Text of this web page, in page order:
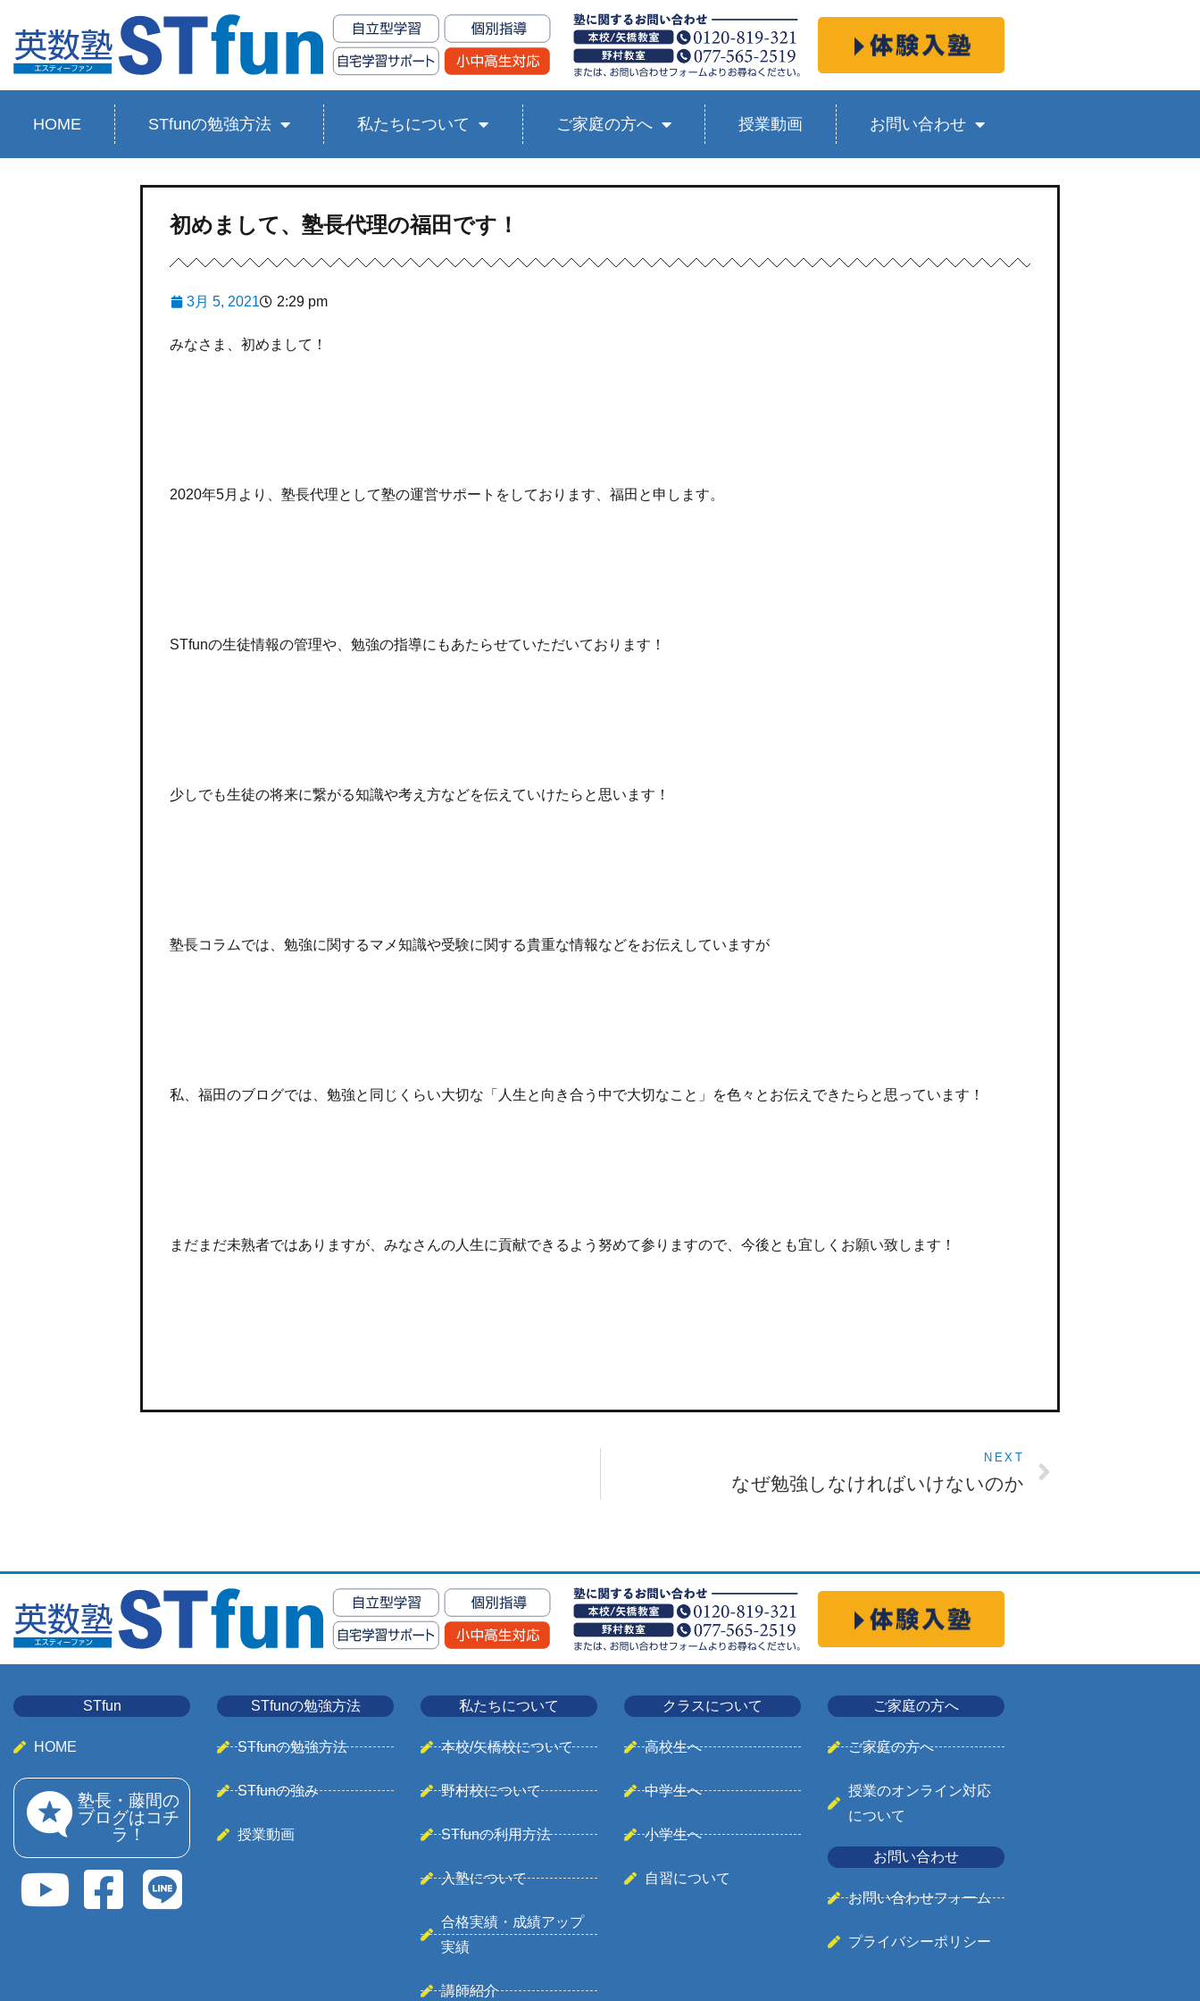
HOME STfunの勉強方法 私たちについて ご家庭の方へ 授業動画 お問い合わせ
初めまして、塾長代理の福田です！
3月 5, 2021 2:29 pm
みなさま、初めまして！
2020年5月より、塾長代理として塾の運営サポートをしております、福田と申します。
STfunの生徒情報の管理や、勉強の指導にもあたらせていただいております！
少しでも生徒の将来に繋がる知識や考え方などを伝えていけたらと思います！
塾長コラムでは、勉強に関するマメ知識や受験に関する貴重な情報などをお伝えしていますが
私、福田のブログでは、勉強と同じくらい大切な「人生と向き合う中で大切なこと」を色々とお伝えできたらと思っています！
まだまだ未熟者ではありますが、みなさんの人生に貢献できるよう努めて参りますので、今後とも宜しくお願い致します！
NEXT
なぜ勉強しなければいけないのか
STfun
HOME
塾長・藤間の
ブログはコチ
ラ！
STfunの勉強方法
STfunの勉強方法
STfunの強み
授業動画
私たちについて
本校/矢橋校について
野村校について
STfunの利用方法
入塾について
合格実績・成績アップ
実績
講師紹介
クラスについて
高校生へ
中学生へ
小学生へ
自習について
ご家庭の方へ
ご家庭の方へ
授業のオンライン対応
について
お問い合わせ
お問い合わせフォーム
プライバシーポリシー